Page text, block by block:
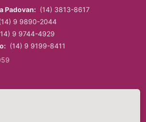
Padovan: (14) 3813-8617
9 9890-2044
9 9744-4929
(14) 9 9199-8411